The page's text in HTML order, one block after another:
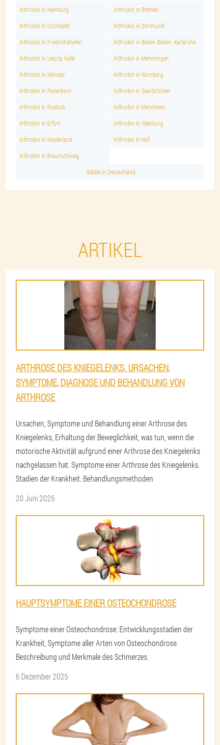
Arthrolon in Hamburg Arthrolon in Bremen
Arthrolon in Cochstedt Arthrolon in Dortmund
Arthrolon in Friedrichshafen Arthrolon in Baden Baden, Karlsruhe
Arthrolon in Leipzig Halle Arthrolon in Memmingen
Arthrolon in Münster Arthrolon in Nürnberg
Arthrolon in Paderborn Arthrolon in Saarbrücken
Arthrolon in Rostock Arthrolon in Mannheim
Arthrolon in Erfurt Arthrolon in Altenburg
Arthrolon in Westerland Arthrolon in Hof
Arthrolon in Braunschweig
Städte in Deutschland
ARTIKEL
ARTHROSE DES KNIEGELENKS. URSACHEN,
SYMPTOME, DIAGNOSE UND BEHANDLUNG VON
ARTHROSE
Ursachen, Symptome und Behandlung einer Arthrose des
Kniegelenks, Erhaltung der Beweglichkeit, was tun, wenn die
motorische Aktivität aufgrund einer Arthrose des Kniegelenks
nachgelassen hat. Symptome einer Arthrose des Kniegelenks.
Stadien der Krankheit. Behandlungsmethoden
20 Juni 2026
HAUPTSYMPTOME EINER OSTEOCHONDROSE
Symptome einer Osteochondrose: Entwicklungsstadien der
Krankheit, Symptome aller Arten von Osteochondrose.
Beschreibung und Merkmale des Schmerzes.
6 Dezember 2025